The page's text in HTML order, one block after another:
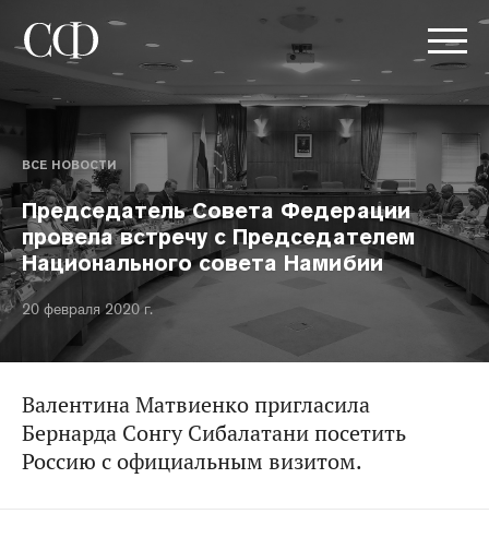
ВСЕ НОВОСТИ
Председатель Совета Федерации
провела встречу с Председателем
Национального совета Намибии
20 февраля 2020 г.
Валентина Матвиенко пригласила
Бернарда Сонгу Сибалатани посетить
Россию с официальным визитом.